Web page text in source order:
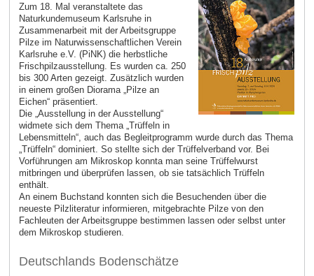
Zum 18. Mal veranstaltete das
Naturkundemuseum Karlsruhe in
Zusammenarbeit mit der Arbeitsgruppe
Pilze im Naturwissenschaftlichen Verein
Karlsruhe e.V. (PiNK) die herbstliche
Frischpilzausstellung. Es wurden ca. 250
bis 300 Arten gezeigt. Zusätzlich wurden
in einem großen Diorama „Pilze an
Eichen“ präsentiert.
Die „Ausstellung in der Ausstellung“
widmete sich dem Thema „Trüffeln in
Lebensmitteln“, auch das Begleitprogramm wurde durch das Thema
„Trüffeln“ dominiert. So stellte sich der Trüffelverband vor. Bei
Vorführungen am Mikroskop konnta man seine Trüffelwurst
mitbringen und überprüfen lassen, ob sie tatsächlich Trüffeln
enthält.
An einem Buchstand konnten sich die Besuchenden über die
neueste Pilzliteratur informieren, mitgebrachte Pilze von den
Fachleuten der Arbeitsgruppe bestimmen lassen oder selbst unter
dem Mikroskop studieren.
Deutschlands Bodenschätze